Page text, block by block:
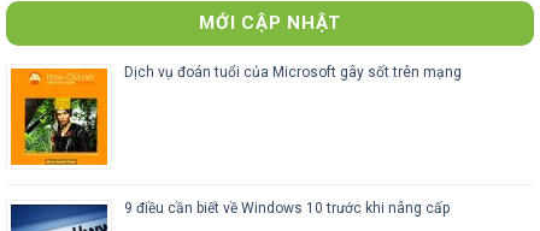
MỚI CẬP NHẬT
Dịch vụ đoán tuổi của Microsoft gây sốt trên mạng
9 điều cần biết về Windows 10 trước khi nâng cấp